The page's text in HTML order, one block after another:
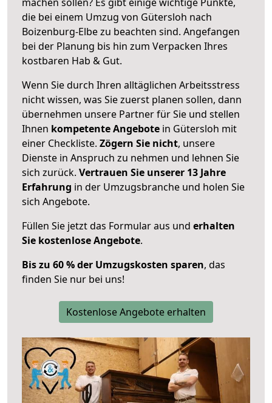
die bei einem Umzug von Gütersloh nach
Boizenburg-Elbe zu beachten sind. Angefangen
bei der Planung bis hin zum Verpacken Ihres
kostbaren Hab & Gut.
Wenn Sie durch Ihren alltäglichen Arbeitsstress
nicht wissen, was Sie zuerst planen sollen, dann
übernehmen unsere Partner für Sie und stellen
Ihnen kompetente Angebote in Gütersloh mit
einer Checkliste. Zögern Sie nicht, unsere
Dienste in Anspruch zu nehmen und lehnen Sie
sich zurück. Vertrauen Sie unserer 13 Jahre
Erfahrung in der Umzugsbranche und holen Sie
sich Angebote.
Füllen Sie jetzt das Formular aus und erhalten
Sie kostenlose Angebote.
Bis zu 60 % der Umzugskosten sparen, das
finden Sie nur bei uns!
Kostenlose Angebote erhalten